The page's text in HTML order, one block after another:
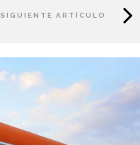
SIGUIENTE ARTÍCULO